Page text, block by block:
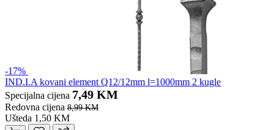
-17%
IND.I.A kovani element Q12/12mm l=1000mm 2 kugle
Specijalna cijena 7,49 KM
Redovna cijena 8,99 KM
Ušteda 1,50 KM